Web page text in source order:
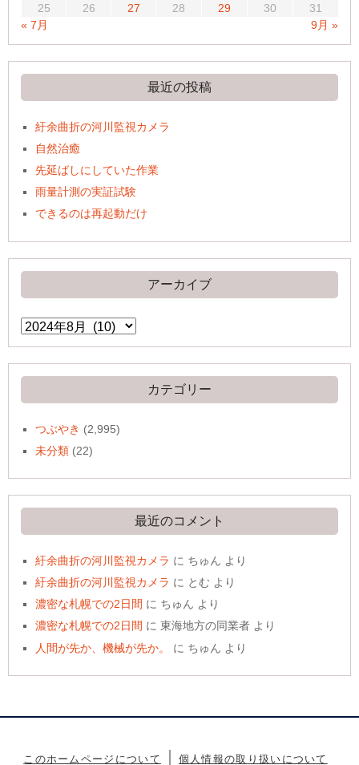
25
26 27 28 29 30
31
« 7月
9月 »
最近の投稿
紆余曲折の河川監視カメラ
自然治癒
先延ばしにしていた作業
雨量計測の実証試験
できるのは再起動だけ
アーカイブ
ア
ー
イ
ブ
カテゴリー
つぶやき (2,995)
未分類 (22)
最近のコメント
紆余曲折の河川監視カメラ に ちゅん より
紆余曲折の河川監視カメラ に とむ より
濃密な札幌での2日間 に ちゅん より
濃密な札幌での2日間 に東海地方の同業者 より
人間が先か、機械が先か。
に ちゅん より
このホームページについて 個人情報の取り扱いについて